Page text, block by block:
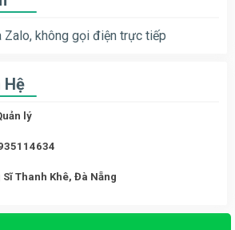
Zalo, không gọi điện trực tiếp
Hệ
lý
Sĩ Thanh Khê, Đà Nẵng